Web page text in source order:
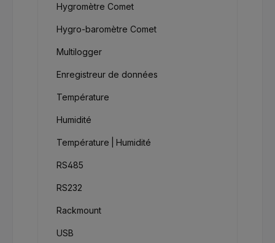
Hygromètre Comet
Hygro-baromètre Comet
Multilogger
Enregistreur de données
Température
Humidité
Température | Humidité
RS485
RS232
Rackmount
USB